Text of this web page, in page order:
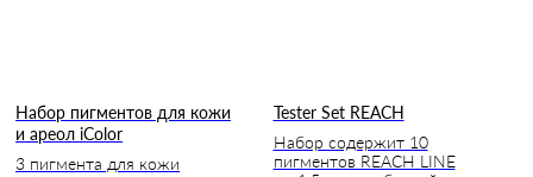
Набор пигментов для кожи
и ареол iColor
3 пигмента для кожи
Tester Set REACH
Набор содержит 10
пигментов REACH LINE